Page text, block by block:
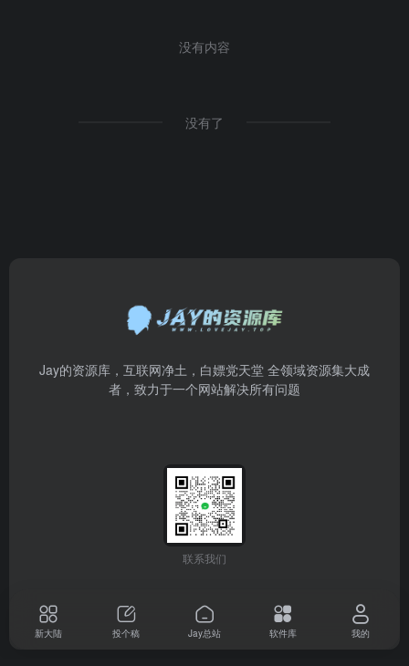
没有内容
没有了
Jay的资源库，互联网净土，白嫖党天堂 全领域资源集大成
者，致力于一个网站解决所有问题
联系我们
新大陆 投个稿 Jay总站 软件库 我的